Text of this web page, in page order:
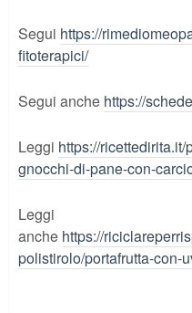
Segui https://
fitoterapici/
Segui anche https://
Leggi https://
gnocchi-di-pane-con-
Leggi
anche https://
polistirolo/portafrutta-con-